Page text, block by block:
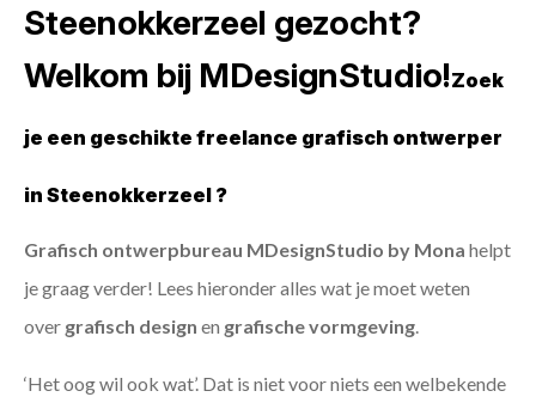
Steenokkerzeel gezocht?
Welkom bij MDesignStudio!Zoek
je een geschikte freelance grafisch ontwerper
in Steenokkerzeel ?
Grafisch ontwerpbureau MDesignStudio by Mona helpt
je graag verder! Lees hieronder alles wat je moet weten
over grafisch design en grafische vormgeving
‘Het oog wil ook wat’. Dat is niet voor niets een welbekende